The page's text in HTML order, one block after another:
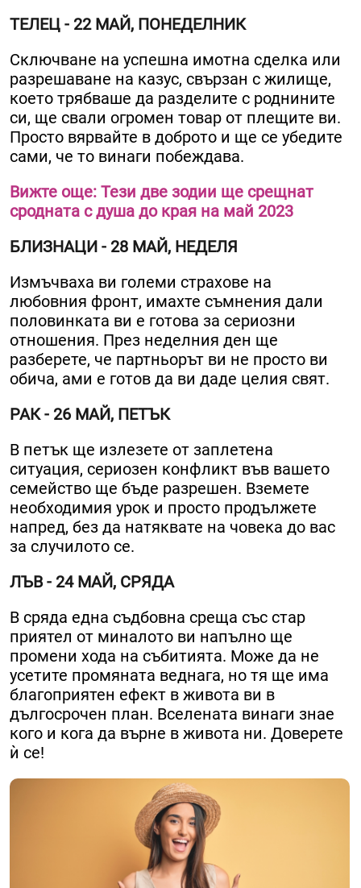
ТЕЛЕЦ - 22 МАЙ, ПОНЕДЕЛНИК
Сключване на успешна имотна сделка или
разрешаване на казус, свързан с жилище,
което трябваше да разделите с роднините
си, ще свали огромен товар от плещите ви.
Просто вярвайте в доброто и ще се убедите
сами, че то винаги побеждава.
Вижте още: Тези две зодии ще срещнат
сродната с душа до края на май 2023
БЛИЗНАЦИ - 28 МАЙ, НЕДЕЛЯ
Измъчваха ви големи страхове на
любовния фронт, имахте съмнения дали
половинката ви е готова за сериозни
отношения. През неделния ден ще
разберете, че партньорът ви не просто ви
обича, ами е готов да ви даде целия свят.
РАК - 26 МАЙ, ПЕТЪК
В петък ще излезете от заплетена
ситуация, сериозен конфликт във вашето
семейство ще бъде разрешен. Вземете
необходимия урок и просто продължете
напред, без да натяквате на човека до вас
за случилото се.
ЛЪВ - 24 МАЙ, СРЯДА
В сряда една съдбовна среща със стар
приятел от миналото ви напълно ще
промени хода на събитията. Може да не
усетите промяната веднага, но тя ще има
благоприятен ефект в живота ви в
дългосрочен план. Вселената винаги знае
кого и кога да върне в живота ни. Доверете
ѝ се!